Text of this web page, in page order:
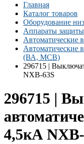
Главная
Каталог товаров
Оборудование
Аппараты защиты
Автоматические
Автоматические
(ВА, MCB)
296715 |
NXB-63S
296715 |
4,5кА